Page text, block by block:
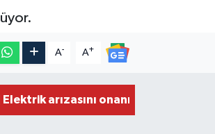
A- A+
Elektrik arızasını onanırken akıma